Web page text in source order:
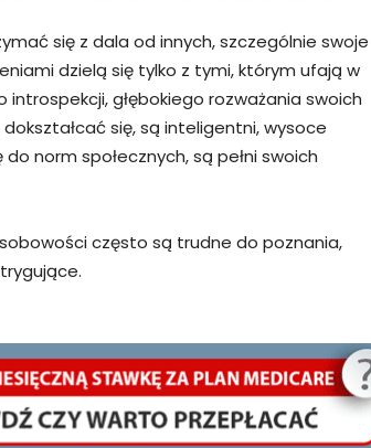
się z dala od innych, szczególnie swoje
dzielą się tylko z tymi, którym ufają w
głębokiego rozważania swoich
się, są inteligentni, wysoce
norm społecznych, są pełni swoich
często są trudne do poznania,